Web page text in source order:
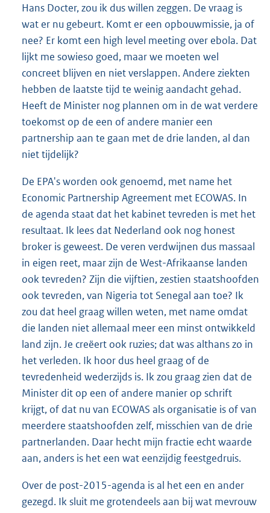
Hans Docter, zou ik dus willen zeggen. De vraag is
wat er nu gebeurt. Komt er een opbouwmissie, ja of
nee? Er komt een high level meeting over ebola. Dat
lijkt me sowieso goed, maar we moeten wel
concreet blijven en niet verslappen. Andere ziekten
hebben de laatste tijd te weinig aandacht gehad.
Heeft de Minister nog plannen om in de wat verdere
toekomst op de een of andere manier een
partnership aan te gaan met de drie landen, al dan
niet tijdelijk?
De EPA's worden ook genoemd, met name het
Economic Partnership Agreement met ECOWAS. In
de agenda staat dat het kabinet tevreden is met het
resultaat. Ik lees dat Nederland ook nog honest
broker is geweest. De veren verdwijnen dus massaal
in eigen reet, maar zijn de West-Afrikaanse landen
ook tevreden? Zijn die vijftien, zestien staatshoofden
ook tevreden, van Nigeria tot Senegal aan toe? Ik
zou dat heel graag willen weten, met name omdat
die landen niet allemaal meer een minst ontwikkeld
land zijn. Je creëert ook ruzies; dat was althans zo in
het verleden. Ik hoor dus heel graag of de
tevredenheid wederzijds is. Ik zou graag zien dat de
Minister dit op een of andere manier op schrift
krijgt, of dat nu van ECOWAS als organisatie is of van
meerdere staatshoofden zelf, misschien van de drie
partnerlanden. Daar hecht mijn fractie echt waarde
aan, anders is het een wat eenzijdig feestgedruis.
Over de post-2015-agenda is al het een en ander
gezegd. Ik sluit me grotendeels aan bij wat mevrouw